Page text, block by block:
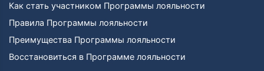
Как стать участником Программы лояльности
Правила Программы лояльности
Преимущества Программы лояльности
Восстановиться в Программе лояльности